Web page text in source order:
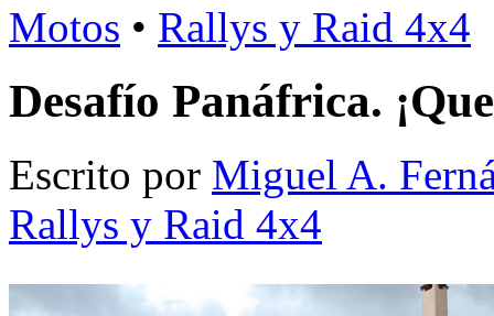
Motos • Rallys y Raid 4x4
Desafío Panáfrica.
Escrito por Miguel A.
Rallys y Raid 4x4